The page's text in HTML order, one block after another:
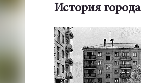
История города